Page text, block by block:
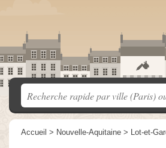
Accueil > Nouvelle-Aquitaine > Lot-et-